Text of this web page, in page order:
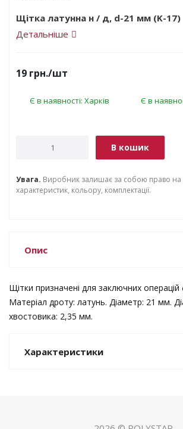
Щітка латунна н / д, d-21 мм (K-17)
Детальніше
19 грн./шт
Є в наявності: Харків Є в
В кошик
Увага. Виробник залишає за собою право на
характеристик, кольору, комплектації.
Опис
Щітки призначені для заключних операцій
Матеріал дроту: латунь. Діаметр: 21 мм.
хвостовика: 2,35 мм.
Характеристики